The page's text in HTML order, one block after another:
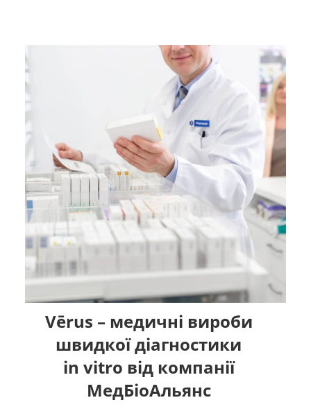
Vērus – медичні вироби
швидкої діагностики
in vitro від компанії
МедБіоАльянс